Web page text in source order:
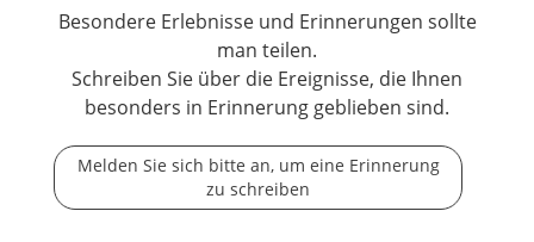
Besondere Erlebnisse und Erinnerungen sollte
man teilen.
Schreiben Sie über die Ereignisse, die Ihnen
besonders in Erinnerung geblieben sind.
Melden Sie sich bitte an, um eine Erinnerung
zu schreiben